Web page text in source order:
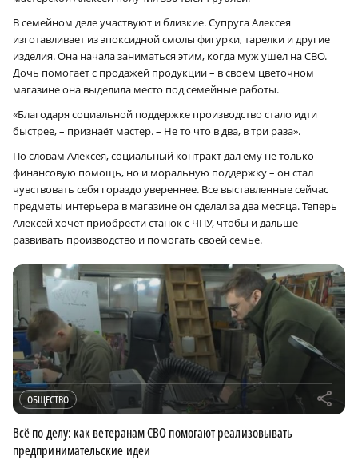
В семейном деле участвуют и близкие. Супруга Алексея
изготавливает из эпоксидной смолы фигурки, тарелки и другие
изделия. Она начала заниматься этим, когда муж ушел на СВО.
Дочь помогает с продажей продукции – в своем цветочном
магазине она выделила место под семейные работы.
«Благодаря социальной поддержке производство стало идти
быстрее, – признаёт мастер. – Не то что в два, в три раза».
По словам Алексея, социальный контракт дал ему не только
финансовую помощь, но и моральную поддержку – он стал
чувствовать себя гораздо увереннее. Все выставленные сейчас
предметы интерьера в магазине он сделал за два месяца. Теперь
Алексей хочет приобрести станок с ЧПУ, чтобы и дальше
развивать производство и помогать своей семье.
ОБЩЕСТВО r
Всё по делу: как ветеранам СВО помогают реализовывать
предпринимательские идеи